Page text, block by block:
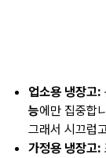
업소용 냉장고:
능에만 집중합
그래서 시끄럽
가정용 냉장고: